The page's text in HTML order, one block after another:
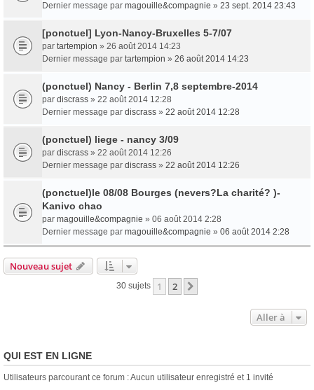
Dernier message par magouille&compagnie » 23 sept. 2014 23:43
[ponctuel] Lyon-Nancy-Bruxelles 5-7/07
par tartempion » 26 août 2014 14:23
Dernier message par tartempion » 26 août 2014 14:23
(ponctuel) Nancy - Berlin 7,8 septembre-2014
par discrass » 22 août 2014 12:28
Dernier message par discrass » 22 août 2014 12:28
(ponctuel) liege - nancy 3/09
par discrass » 22 août 2014 12:26
Dernier message par discrass » 22 août 2014 12:26
(ponctuel)le 08/08 Bourges (nevers?La charité? )-
Kanivo chao
par magouille&compagnie » 06 août 2014 2:28
Dernier message par magouille&compagnie » 06 août 2014 2:28
Nouveau sujet
30 sujets 1 2
Aller à
QUI EST EN LIGNE
Utilisateurs parcourant ce forum : Aucun utilisateur enregistré et 1 invité